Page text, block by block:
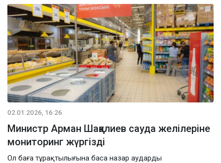
02.01.2026, 16:26
Министр Арман Шаққалиев сауда желілеріне
мониторинг жүргізді
Ол баға тұрақтылығына баса назар аударды